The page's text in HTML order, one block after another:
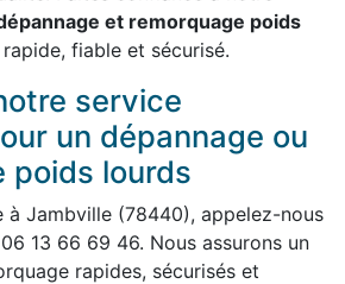
et remorquage poids
rapide, fiable et sécurisé.
service
un dépannage ou
poids lourds
à Jambville (78440), appelez-nous
13 66 69 46. Nous assurons un
rapides, sécurisés et